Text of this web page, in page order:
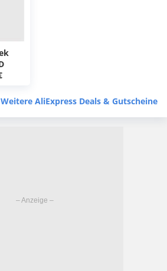
Weitere AliExpress Deals & Gutscheine